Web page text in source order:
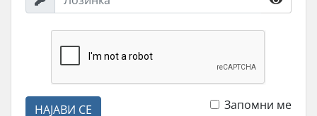
НАЈАВИ СЕ Запомни ме